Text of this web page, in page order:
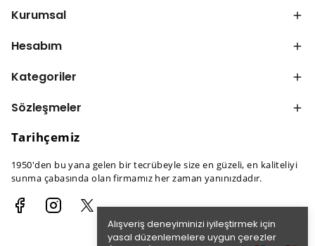
Alışveriş deneyiminizi iyileştirmek için
yasal düzenlemelere uygun çerezler
Kurumsal
Hesabım
Kategoriler
Sözleşmeler
Tarihçemiz
1950'den bu yana gelen bir tecrübeyle size en güzeli, en kaliteliyi
sunma çabasında olan firmamız her zaman yanınızdadır.